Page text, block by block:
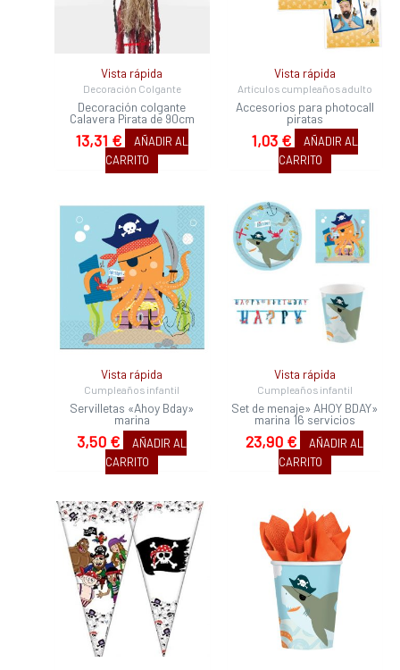
Vista rápida
Decoración Colgante
Decoración colgante
Calavera Pirata de 90cm
13,31 €
AÑADIR AL
CARRITO
Vista rápida
Artículos cumpleaños adulto
Accesorios para photocall
piratas
1,03 €
AÑADIR AL
CARRITO
Vista rápida
Cumpleaños infantil
Servilletas «Ahoy Bday»
marina
3,50 €
AÑADIR AL
CARRITO
Vista rápida
Cumpleaños infantil
Set de menaje» AHOY BDAY»
marina 16 servicios
23,90 €
AÑADIR AL
CARRITO